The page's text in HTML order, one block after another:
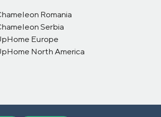
Romania
Serbia
Europe
North America